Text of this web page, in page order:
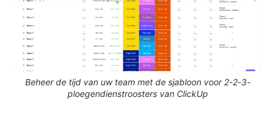
Beheer de tijd van uw team met de sjabloon voor 2-2-3-
ploegendienstroosters van ClickUp